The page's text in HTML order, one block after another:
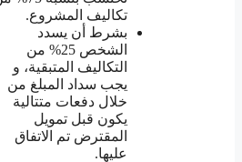
تكاليف المشروع.
بشرط أن يسدد
الشخص 25% من
التكاليف المتبقية، و
يجب سداد المبلغ من
خلال دفعات متتالية
يكون قبل تمويل
المقترض تم الاتفاق
عليها.